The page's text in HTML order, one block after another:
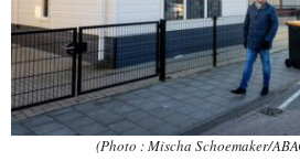
(Photo : Mischa Schoemaker/